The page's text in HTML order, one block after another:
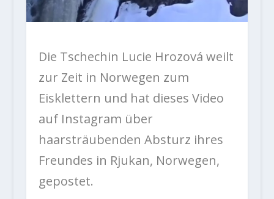
Die Tschechin Lucie Hrozová weilt
zur Zeit in Norwegen zum
Eisklettern und hat dieses Video
auf Instagram über
haarsträubenden Absturz ihres
Freundes in Rjukan, Norwegen,
gepostet.